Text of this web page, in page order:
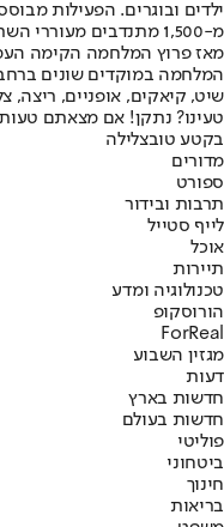
ילדים ובוגרים. הפעילות
מ-1,500 מתנדבים מעוררי השראה.
מאז פרוץ המלחמה הקימה
המלחמה במוקדים שונים
שיט, קיאקים, אופניים, ריצה,
טעינו? נתקן! אם מצאתם
בקטע טובצלילה
מדורים
ספורט
תרבות ובידור
לייף סטייל
אוכל
תיירות
טכנולוגיה ומדע
הורוסקופ
ForReal
מגזין השבוע
דעות
חדשות בארץ
חדשות בעולם
פוליטי
ביטחוני
חינוך
בריאות